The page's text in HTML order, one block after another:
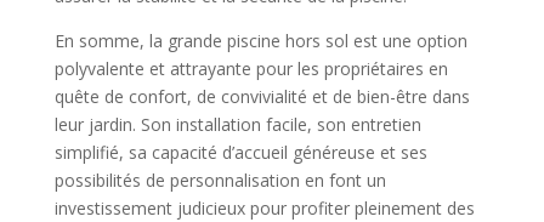
En somme, la grande piscine hors sol est une option
polyvalente et attrayante pour les propriétaires en
quête de confort, de convivialité et de bien-être dans
leur jardin. Son installation facile, son entretien
simplifié, sa capacité d’accueil généreuse et ses
possibilités de personnalisation en font un
investissement judicieux pour profiter pleinement des